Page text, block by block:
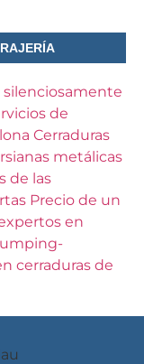
silenciosamente
de
Cerraduras
metálicas
de las
Precio de un
en
cerraduras de